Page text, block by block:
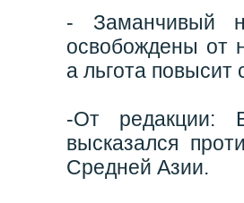
- Заманчивый
освобождены от
а льгота повысит
-От редакции:
высказался
Средней Азии.